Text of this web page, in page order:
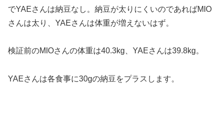
でYAEさんは納豆なし。納豆が太りにくいのであればMIO
さんは太り、YAEさんは体重が増えないはず。
検証前のMIOさんの体重は40.3kg、YAEさんは39.8kg。
YAEさんは各食事に30gの納豆をプラスします。